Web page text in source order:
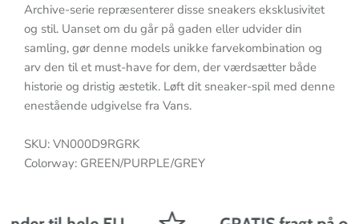
Archive-serie repræsenterer disse sneakers eksklusivitet
og stil. Uanset om du går på gaden eller udvider din
samling, gør denne models unikke farvekombination og
arv den til et must-have for dem, der værdsætter både
historie og dristig æstetik. Løft dit sneaker-spil med denne
enestående udgivelse fra Vans.
SKU: VN000D9RGRK
Colorway: GREEN/PURPLE/GREY